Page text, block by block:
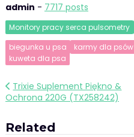
admin - 7717 posts
Monitory pracy serca pulsometry
biegunka u psa
karmy dla psów
kuweta dla psa
Nawigacja
wpisu
Trixie Suplement Piękno &
Ochrona 220G (TX258242)
Related